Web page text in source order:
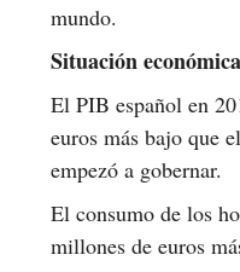
mundo.
Situación
El PIB español en
euros más bajo que
empezó a gobernar.
El consumo de los
millones de euros